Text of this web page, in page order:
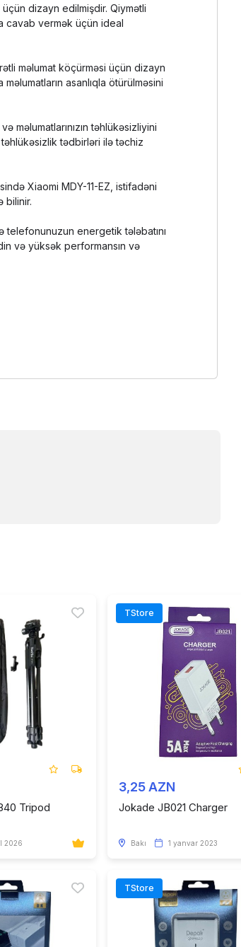
dizayn edilmişdir. Qiymətli
cavab vermək üçün ideal
məlumat köçürməsi üçün dizayn
asanlıqla ötürülməsini
məlumatlarınızın təhlükəsizliyini
tədbirləri ilə təchiz
Xiaomi MDY-11-EZ, istifadəni
bilinir.
telefonunuzun energetik tələbatını
və yüksək performansın və
Tripod
2026
TStore
3,25 AZN
Jokade JB021 Charger
Bakı 1 yanvar 2023
TStore